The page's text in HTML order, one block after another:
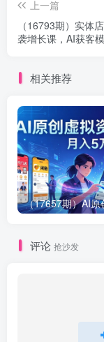
上一篇
（16793期）实体
袭增长课，AI获客
相关推荐
评论 抢沙发